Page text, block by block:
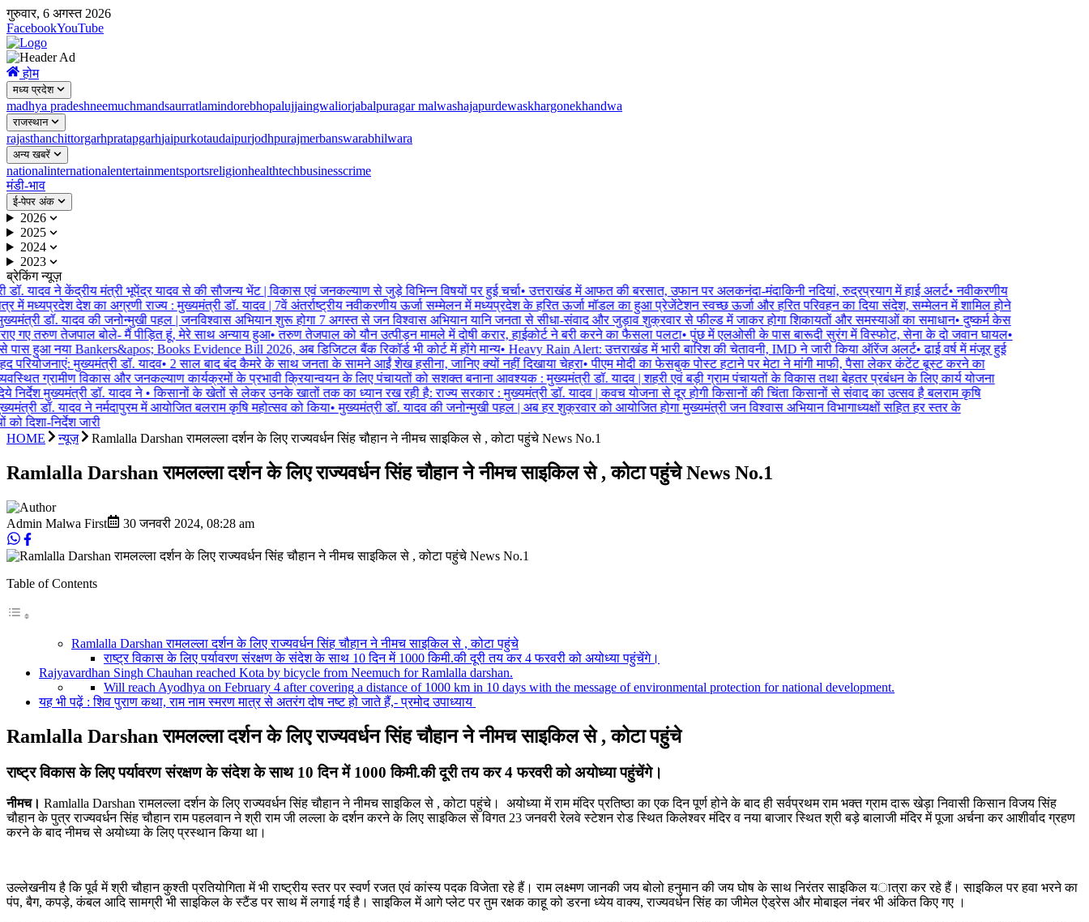
गुरुवार, 6 अगस्त 2026
FacebookYouTube
होम
मध्य प्रदेश
madhya pradeshneemuchmandsaurratlamindorebhopalujjaingwaliorjabalpuragar malwashajapurdewaskhargonekhandwa
राजस्थान
rajasthanchittorgarhpratapgarhjaipurkotaudaipurjodhpurajmerbanswarabhilwara
अन्य खबरें
nationalinternationalentertainmentsportsreligionhealthtechbusinesscrime
मंडी-भाव
ई-पेपर अंक
2026
2025
2024
2023
ब्रेकिंग न्यूज़
यादव ने केंद्रीय मंत्री भूपेंद्र यादव से की सौजन्य भेंट | विकास एवं जनकल्याण से जुड़े विभिन्न विषयों पर हुई चर्चा•उत्तराखंड में आफत की बरसात, उफान पर अलकनंदा-मंदाकिनी नदियां, रुद्रप्रयाग में हाई अलर्ट•नवीकरणीय
में मध्यप्रदेश देश का अग्रणी राज्य : मुख्यमंत्री डॉ. यादव | 7वें अंतर्राष्ट्रीय नवीकरणीय ऊर्जा सम्मेलन में मध्यप्रदेश के हरित ऊर्जा मॉडल का हुआ प्रेजेंटेशन स्वच्छ ऊर्जा और हरित परिवहन का दिया संदेश, सम्मेलन में शामिल होने
डॉ. यादव की जनोन्मुखी पहल | जनविश्वास अभियान शुरू होगा 7 अगस्त से जन विश्वास अभियान यानि जनता से सीधा-संवाद और जुड़ाव शुक्रवार से फील्ड में जाकर होगा शिकायतों और समस्याओं का समाधान•दुष्कर्म केस
गए तरुण तेजपाल बोले- मैं पीड़ित हूं, मेरे साथ अन्याय हुआ•तरुण तेजपाल को यौन उत्पीड़न मामले में दोषी करार, हाईकोर्ट ने बरी करने का फैसला पलटा•पुंछ में एलओसी के पास बारूदी सुरंग में विस्फोट, सेना के दो जवान घायल•
हुआ नया Bankers&apos; Books Evidence Bill 2026, अब डिजिटल बैंक रिकॉर्ड भी कोर्ट में होंगे मान्य•Heavy Rain Alert: उत्तराखंड में भारी बारिश की चेतावनी, IMD ने जारी किया ऑरेंज अलर्ट•ढाई वर्ष में मंजूर हुई
मुख्यमंत्री डॉ. यादव•2 साल बाद बंद कैमरे के साथ जनता के सामने आईं शेख हसीना, जानिए क्यों नहीं दिखाया चेहरा•पीएम मोदी का फेसबुक पोस्ट हटाने पर मेटा ने मांगी माफी, पैसा लेकर कंटेंट बूस्ट करने का
ग्रामीण विकास और जनकल्याण कार्यक्रमों के प्रभावी क्रियान्वयन के लिए पंचायतों को सशक्त बनाना आवश्यक : मुख्यमंत्री डॉ. यादव | शहरी एवं बड़ी ग्राम पंचायतों के विकास तथा बेहतर प्रबंधन के लिए कार्य योजना
निर्देश मुख्यमंत्री डॉ. यादव ने•किसानों के खेतों से लेकर उनके खातों तक का ध्यान रख रही है: राज्य सरकार : मुख्यमंत्री डॉ. यादव | कवच योजना से दूर होगी किसानों की चिंता किसानों से संवाद का उत्सव है बलराम कृषि
डॉ. यादव ने नर्मदापुरम में आयोजित बलराम कृषि महोत्सव को किया•मुख्यमंत्री डॉ. यादव की जनोन्मुखी पहल | अब हर शुक्रवार को आयोजित होगा मुख्यमंत्री जन विश्वास अभियान विभागाध्यक्षों सहित हर स्तर के
दिशा-निर्देश जारी
HOME
न्यूज़ Ramlalla Darshan रामलल्ला दर्शन के लिए राज्यवर्धन सिंह चौहान ने नीमच साइकिल से , कोटा पहुंचे News No.1
Ramlalla Darshan रामलल्ला दर्शन के लिए राज्यवर्धन सिंह चौहान ने नीमच साइकिल से , कोटा पहुंचे News No.1
Admin Malwa First 30 जनवरी 2024, 08:28 am
Table of Contents
Ramlalla Darshan रामलल्ला दर्शन के लिए राज्यवर्धन सिंह चौहान ने नीमच साइकिल से , कोटा पहुंचे
राष्ट्र विकास के लिए पर्यावरण संरक्षण के संदेश के साथ 10 दिन में 1000 किमी.की दूरी तय कर 4 फरवरी को अयोध्या पहुंचेंगे।
Rajyavardhan Singh Chauhan reached Kota by bicycle from Neemuch for Ramlalla darshan.
Will reach Ayodhya on February 4 after covering a distance of 1000 km in 10 days with the message of environmental protection for national development.
यह भी पढ़ें : शिव पुराण कथा, राम नाम स्मरण मात्र से अतरंग दोष नष्ट हो जाते हैं,- प्रमोद उपाध्याय
Ramlalla Darshan रामलल्ला दर्शन के लिए राज्यवर्धन सिंह चौहान ने नीमच साइकिल से , कोटा पहुंचे
राष्ट्र विकास के लिए पर्यावरण संरक्षण के संदेश के साथ 10 दिन में 1000 किमी.की दूरी तय कर 4 फरवरी को अयोध्या पहुंचेंगे।
नीमच। Ramlalla Darshan रामलल्ला दर्शन के लिए राज्यवर्धन सिंह चौहान ने नीमच साइकिल से , कोटा पहुंचे। अयोध्या में राम मंदिर प्रतिष्ठा का एक दिन पूर्ण होने के बाद ही सर्वप्रथम राम भक्त ग्राम दारू खेड़ा निवासी किसान विजय सिंह
चौहान के पुत्र राज्यवर्धन सिंह चौहान राम पहलवान ने श्री राम जी लल्ला के दर्शन करने के लिए साइकिल से विगत 23 जनवरी रेलवे स्टेशन रोड स्थित किलेश्वर मंदिर व नया बाजार स्थित श्री बड़े बालाजी मंदिर में पूजा अर्चना कर आशीर्वाद ग्रहण
करने के बाद नीमच से अयोध्या के लिए प्रस्थान किया था।
उल्लेखनीय है कि पूर्व में श्री चौहान कुश्ती प्रतियोगिता में भी राष्ट्रीय स्तर पर स्वर्ण रजत एवं कांस्य पदक विजेता रहे हैं। राम लक्ष्मण जानकी जय बोलो हनुमान की जय घोष के साथ निरंतर साइकिल यात्रा कर रहे हैं। साइकिल पर हवा भरने का
पंप, बैग, कपड़े, कंबल आदि सामग्री भी साइकिल के स्टैंड पर साथ में लगाई गई है। साइकिल में आगे प्लेट पर तुम रक्षक काहू को डरना ध्येय वाक्य, राज्यवर्धन सिंह का जीमेल ऐड्रेस और मोबाइल नंबर भी अंकित किए गए ।